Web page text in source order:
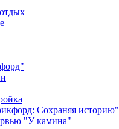
Сохраняя историю"
"У камина"